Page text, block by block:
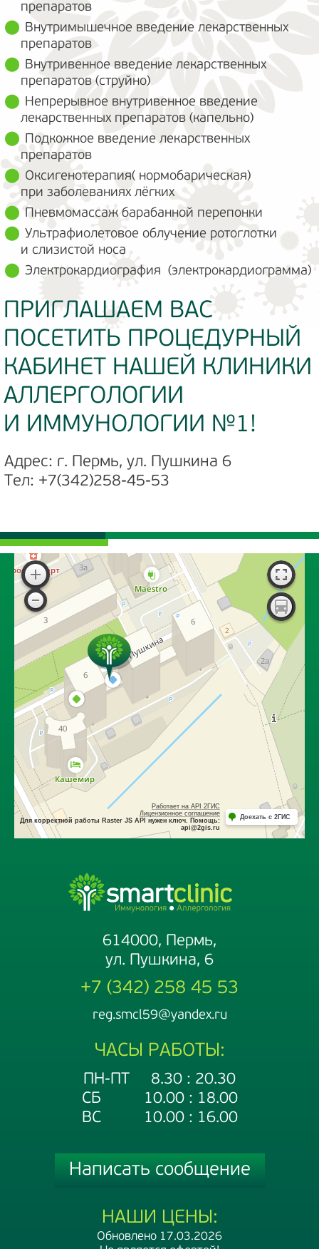
препаратов
Внутримышечное введение лекарственных
препаратов
Внутривенное введение лекарственных
препаратов (струйно)
Непрерывное внутривенное введение
лекарственных препаратов (капельно)
Подкожное введение лекарственных
препаратов
Оксигенотерапия( нормобарическая)
при заболеваниях лёгких
Пневмомассаж барабанной перепонки
Ультрафиолетовое облучение ротоглотки
и слизистой носа
Электрокардиография (электрокардиограмма)
ПРИГЛАШАЕМ ВАС
ПОСЕТИТЬ ПРОЦЕДУРНЫЙ
КАБИНЕТ НАШЕЙ КЛИНИКИ
АЛЛЕРГОЛОГИИ
И ИММУНОЛОГИИ №1!
Адрес: г. Пермь, ул. Пушкина 6
Тел: +7(342)258-45-53
614000, Пермь,
ул. Пушкина, 6
+7 (342) 258 45 53
reg.smcl59@yandex.ru
ЧАСЫ РАБОТЫ:
ПН-ПТ 8.30 : 20.30
СБ 10.00 : 18.00
ВС 10.00 : 16.00
Написать сообщение
НАШИ ЦЕНЫ:
Обновлено 17.03.2026